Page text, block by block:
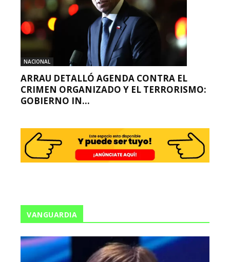
NACIONAL
ARRAU DETALLÓ AGENDA CONTRA EL
CRIMEN ORGANIZADO Y EL TERRORISMO:
GOBIERNO IN...
VANGUARDIA